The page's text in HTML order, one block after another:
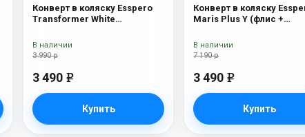
Конверт в коляску Esspero
Transformer White
Red
3 990 р
3 490 e
Купить
В наличии
Конверт в коляску
Maris Plus Y (флис +
7 190 р
3 490 e
Купить
В наличии